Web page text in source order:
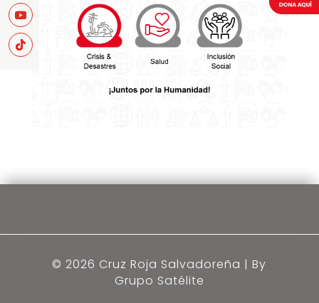
© 2026 Cruz Roja Salvadoreña | By
Grupo Satélite